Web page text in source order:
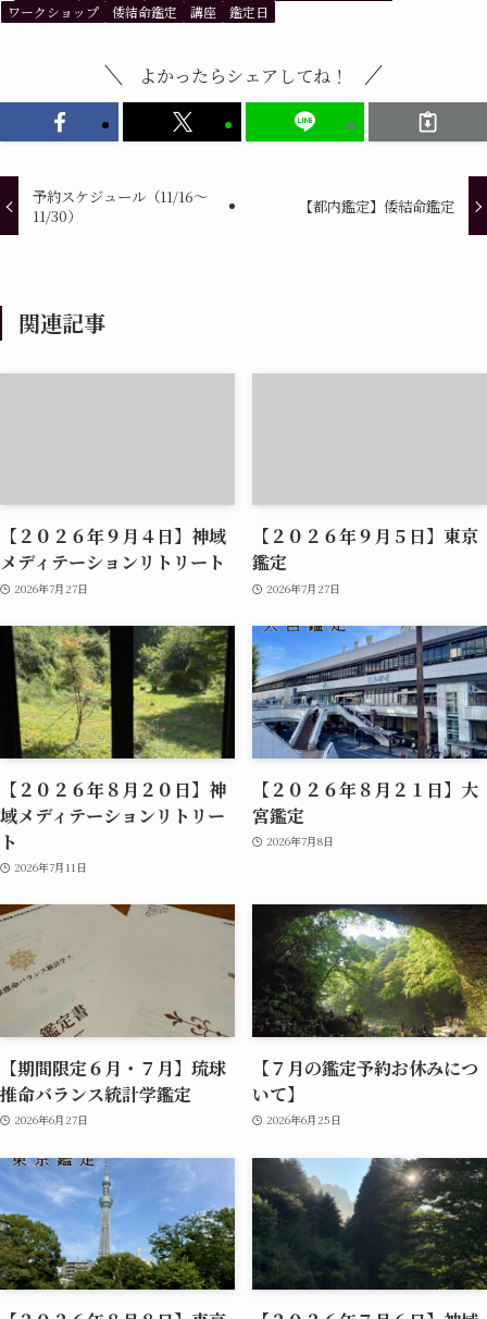
ワークショップ
倭結命鑑定 講座 鑑定日
よかったらシェアしてね！
予約スケジュール（11/16～
11/30）
【都内鑑定】倭結命鑑定
関連記事
【２０２６年９月４日】神域
メディテーションリトリート
2026年7月27日
【２０２６年９月５日】東京
鑑定
2026年7月27日
【２０２６年８月２０日】神
域メディテーションリトリー
ト
2026年7月11日
【２０２６年８月２１日】大
宮鑑定
2026年7月8日
【期間限定６月・７月】琉球
推命バランス統計学鑑定
2026年6月27日
【７月の鑑定予約お休みにつ
いて】
2026年6月25日